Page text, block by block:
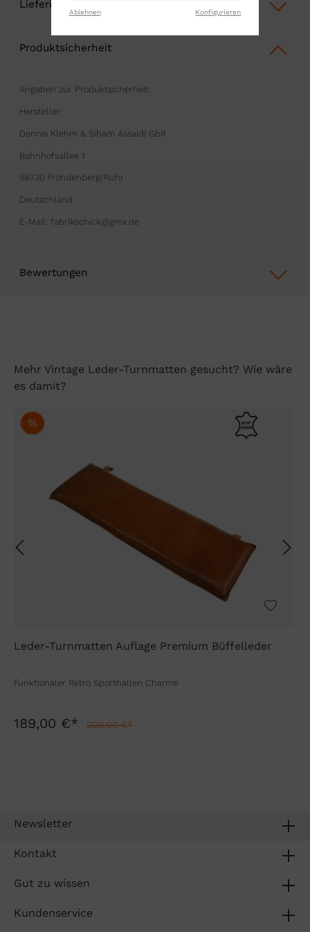
Lieferinformationen
Produktsicherheit
Angaben zur Produktsicherheit:
Hersteller:
Dennis Klehm & Siham Assaidi GbR
Bahnhofsallee 1
58730 Fröndenberg/Ruhr
Deutschland
E-Mail: fabrikschick@gmx.de
Bewertungen
Mehr Vintage Leder-Turnmatten gesucht? Wie wäre
es damit?
%
Leder-Turnmatten Auflage Premium Büffelleder
Funktionaler Retro Sporthallen Charme
189,00 €* 209,00 €*
Newsletter
Kontakt
Gut zu wissen
Kundenservice
Ablehnen Konfigurieren